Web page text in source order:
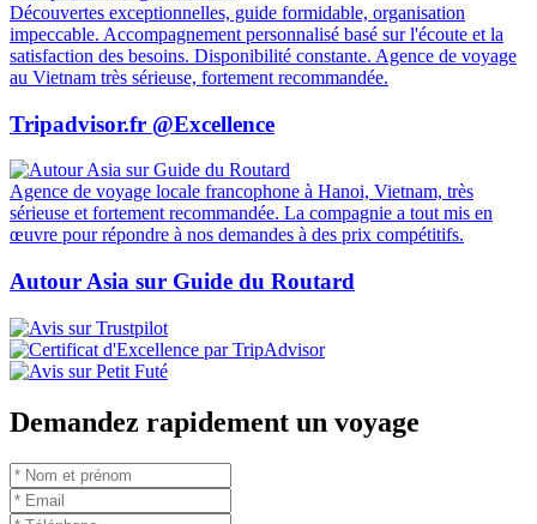
Découvertes exceptionnelles, guide formidable, organisation
impeccable. Accompagnement personnalisé basé sur l'écoute et la
satisfaction des besoins. Disponibilité constante. Agence de voyage
au Vietnam très sérieuse, fortement recommandée.
Tripadvisor.fr @Excellence
Agence de voyage locale francophone à Hanoi, Vietnam, très
sérieuse et fortement recommandée. La compagnie a tout mis en
œuvre pour répondre à nos demandes à des prix compétitifs.
Autour Asia sur Guide du Routard
Demandez rapidement un voyage